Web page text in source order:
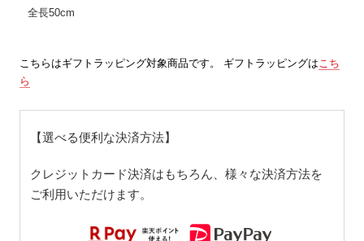
全長50cm
こちらはギフトラッピング対象商品です。 ギフトラッピングはこち
ら
【選べる便利な決済方法】
クレジットカード決済はもちろん、様々な決済方法を
ご利用いただけます。